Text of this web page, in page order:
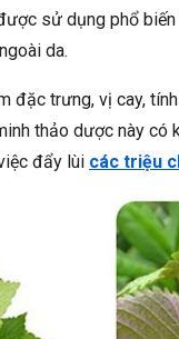
sử dụng phổ
da.
đặc trưng, vị cay,
thảo dược này có
đẩy lùi các triệu